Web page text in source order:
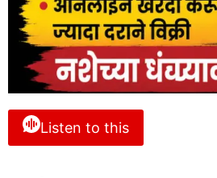
Listen to this